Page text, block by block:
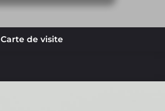
Carte de visite